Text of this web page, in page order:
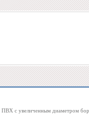
с увеличенным диаметром